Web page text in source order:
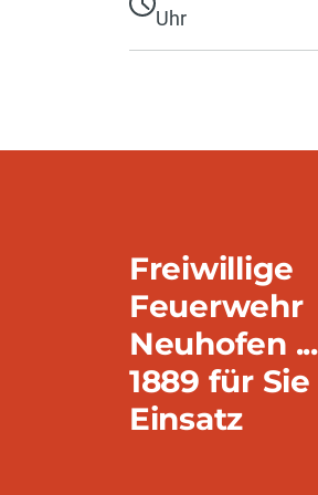
Uhr
Freiwillige
Feuerwehr
Neuhofen
1889 für
Einsatz